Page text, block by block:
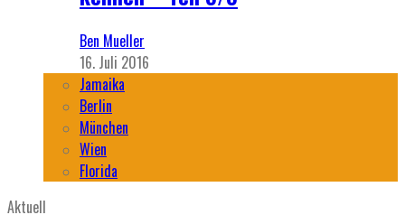
Ben Mueller
16. Juli 2016
Jamaika
Berlin
München
Wien
Florida
Aktuell